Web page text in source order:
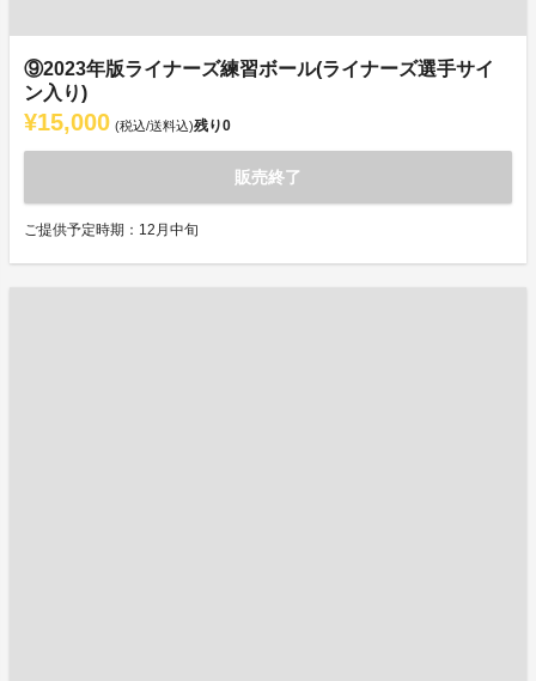
⑨2023年版ライナーズ練習ボール(ライナーズ選手サイ
ン入り)
¥15,000 (税込/送料込)残り0
販売終了
ご提供予定時期：12月中旬